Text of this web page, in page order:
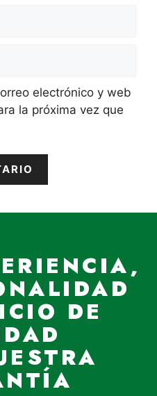
electrónico y web
la próxima vez que
DE